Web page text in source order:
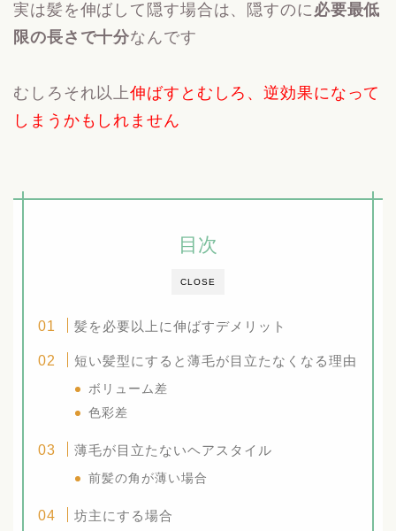
実は髪を伸ばして隠す場合は、隠すのに必要最低
限の長さで十分なんです
むしろそれ以上伸ばすとむしろ、逆効果になって
しまうかもしれません
CLOSE
目次
髪を必要以上に伸ばすデメリット
短い髪型にすると薄毛が目立たなくなる理由
ボリューム差
色彩差
薄毛が目立たないヘアスタイル
前髪の角が薄い場合
坊主にする場合